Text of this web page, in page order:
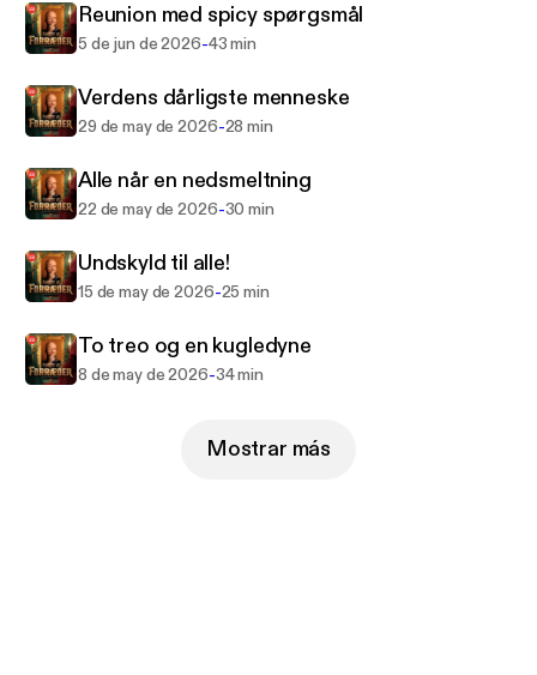
Reunion med spicy spørgsmål
5 de jun de 2026-43 min
Verdens dårligste menneske
29 de may de 2026-28 min
Alle når en nedsmeltning
22 de may de 2026-30 min
Undskyld til alle!
15 de may de 2026-25 min
To treo og en kugledyne
8 de may de 2026-34 min
Mostrar más